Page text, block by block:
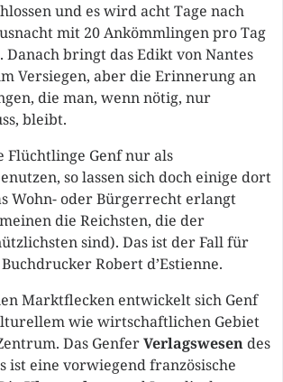
und es wird acht Tage nach
mit 20 Ankömmlingen pro Tag
bringt das Edikt von Nantes
Versiegen, aber die Erinnerung an
die man, wenn nötig, nur
bleibt.
Flüchtlinge Genf nur als
so lassen sich doch einige dort
Wohn- oder Bürgerrecht erlangt
die Reichsten, die der
sind). Das ist der Fall für
Robert d’Estienne.
Marktflecken entwickelt sich Genf
wie wirtschaftlichen Gebiet
Das GenferVerlagswesen des
ist eine vorwiegend französische